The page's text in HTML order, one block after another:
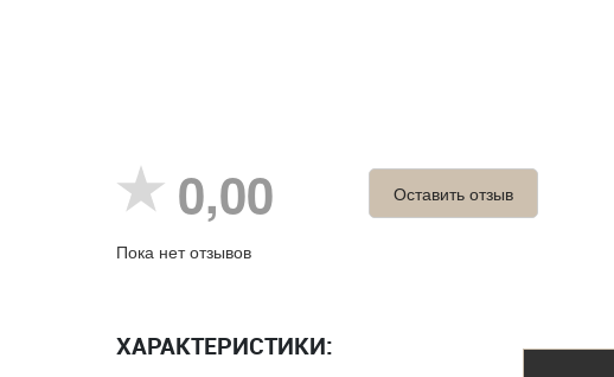
0,00
Пока нет отзывов
Оставить отзыв
ХАРАКТЕРИСТИКИ: